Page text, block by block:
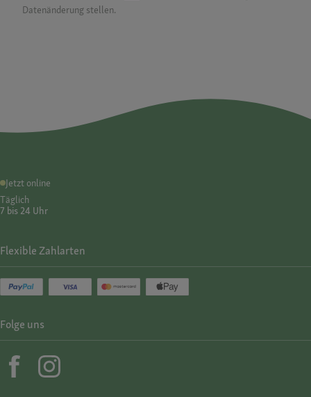
Datenänderung stellen.
Jetzt online
Täglich
7 bis 24 Uhr
Flexible Zahlarten
Folge uns